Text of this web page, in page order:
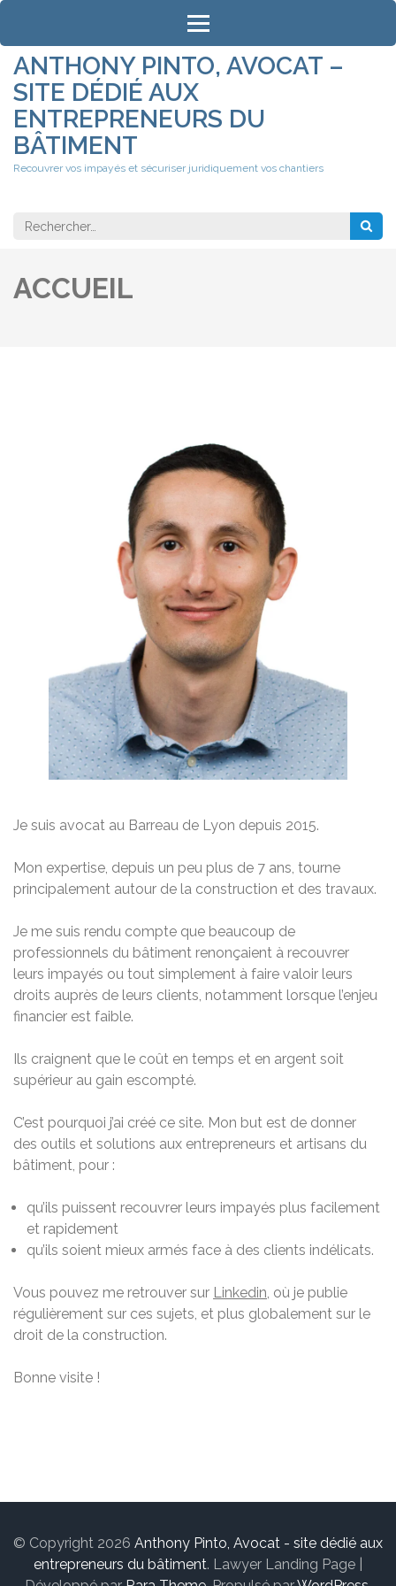
Aller
contenu
(Pressez
Entrée)
ANTHONY PINTO, AVOCAT –
SITE DÉDIÉ AUX
ENTREPRENEURS DU
BÂTIMENT
Recouvrer vos impayés et sécuriser juridiquement vos chantiers
Rechercher
ACCUEIL
Je suis avocat au Barreau de Lyon depuis 2015.
Mon expertise, depuis un peu plus de 7 ans, tourne
principalement autour de la construction et des travaux.
Je me suis rendu compte que beaucoup de
professionnels du bâtiment renonçaient à recouvrer
leurs impayés ou tout simplement à faire valoir leurs
droits auprès de leurs clients, notamment lorsque l’enjeu
financier est faible.
Ils craignent que le coût en temps et en argent soit
supérieur au gain escompté.
C’est pourquoi j’ai créé ce site. Mon but est de donner
des outils et solutions aux entrepreneurs et artisans du
bâtiment, pour :
qu’ils puissent recouvrer leurs impayés plus facilement
et rapidement
qu’ils soient mieux armés face à des clients indélicats.
Vous pouvez me retrouver sur Linkedin, où je publie
régulièrement sur ces sujets, et plus globalement sur le
droit de la construction.
Bonne visite !
© Copyright 2026 Anthony Pinto, Avocat - site dédié aux
entrepreneurs du bâtiment. Lawyer Landing Page |